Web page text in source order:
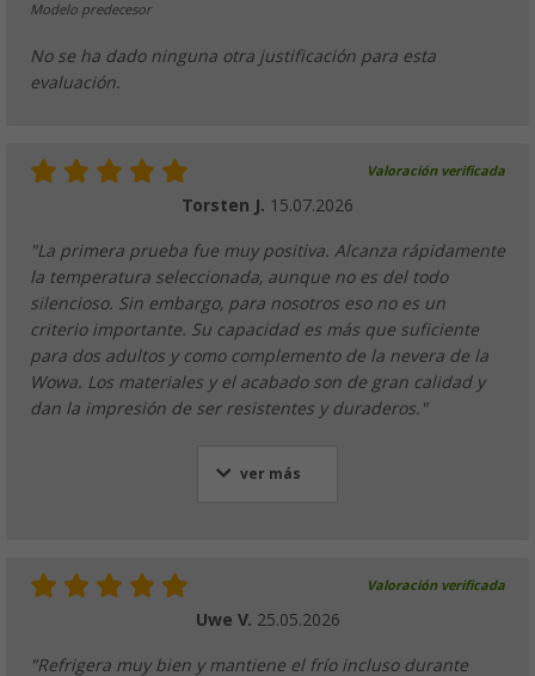
Modelo predecesor
No se ha dado ninguna otra justificación para esta
evaluación.
Valoración verificada
Torsten J. 15.07.2026
"La primera prueba fue muy positiva. Alcanza rápidamente
la temperatura seleccionada, aunque no es del todo
silencioso. Sin embargo, para nosotros eso no es un
criterio importante. Su capacidad es más que suficiente
para dos adultos y como complemento de la nevera de la
Wowa. Los materiales y el acabado son de gran calidad y
dan la impresión de ser resistentes y duraderos."
ver más
Valoración verificada
Uwe V. 25.05.2026
"Refrigera muy bien y mantiene el frío incluso durante